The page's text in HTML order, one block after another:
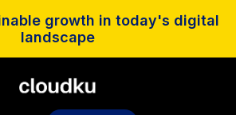
growth in today's digital
landscape